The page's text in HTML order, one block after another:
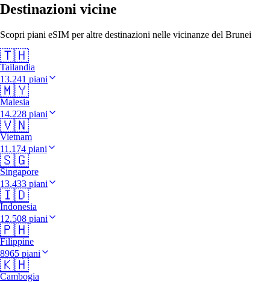
Destinazioni vicine
Scopri piani eSIM per altre destinazioni nelle vicinanze del Brunei
🇹🇭
Tailandia
13.241 piani
🇲🇾
Malesia
14.228 piani
🇻🇳
Vietnam
11.174 piani
🇸🇬
Singapore
13.433 piani
🇮🇩
Indonesia
12.508 piani
🇵🇭
Filippine
8965 piani
🇰🇭
Cambogia